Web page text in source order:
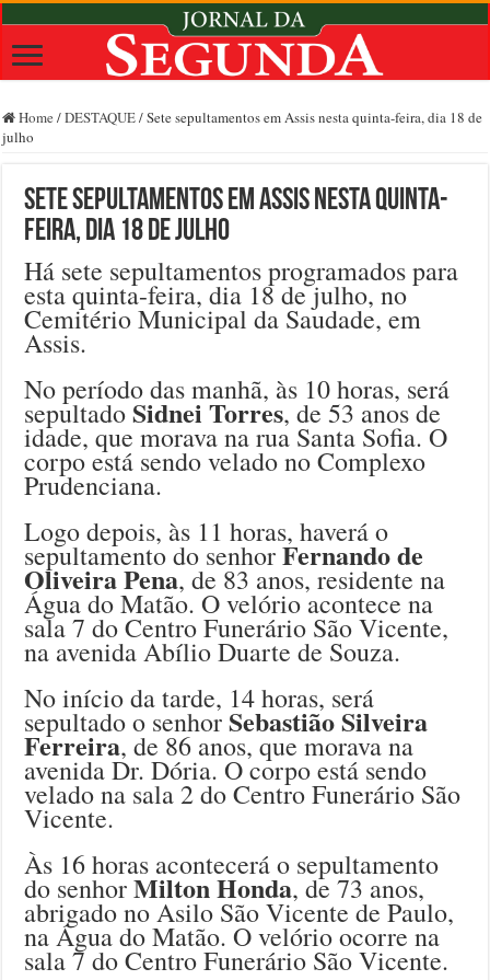
Home /DESTAQUE/Sete sepultamentos em Assis nesta quinta-feira, dia 18 de
julho
Sete sepultamentos em Assis nesta quinta-
feira, dia 18 de julho
Há sete sepultamentos programados para
esta quinta-feira, dia 18 de julho, no
Cemitério Municipal da Saudade, em
Assis.
No período das manhã, às 10 horas, será
sepultadoSidnei Torres, de 53 anos de
idade, que morava na rua Santa Sofia. O
corpo está sendo velado no Complexo
Prudenciana.
Logo depois, às 11 horas, haverá o
sepultamento do senhorFernando de
Oliveira Pena, de 83 anos, residente na
Água do Matão. O velório acontece na
sala 7 do Centro Funerário São Vicente,
na avenida Abílio Duarte de Souza.
No início da tarde, 14 horas, será
sepultado o senhorSebastião Silveira
Ferreira, de 86 anos, que morava na
avenida Dr. Dória. O corpo está sendo
velado na sala 2 do Centro Funerário São
Vicente.
Às 16 horas acontecerá o sepultamento
do senhorMilton Honda, de 73 anos,
abrigado no Asilo São Vicente de Paulo,
na Água do Matão. O velório ocorre na
sala 7 do Centro Funerário São Vicente.